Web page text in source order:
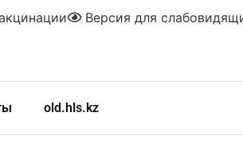
Версия для
old.hls.kz